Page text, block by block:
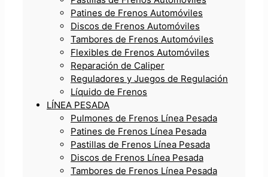
Patines de Frenos Automóviles
Discos de Frenos Automóviles
Tambores de Frenos Automóviles
Flexibles de Frenos Automóviles
Reparación de Caliper
Reguladores y Juegos de Regulación
Líquido de Frenos
LÍNEA PESADA
Pulmones de Frenos Línea Pesada
Patines de Frenos Línea Pesada
Pastillas de Frenos Línea Pesada
Discos de Frenos Línea Pesada
Tambores de Frenos Línea Pesada